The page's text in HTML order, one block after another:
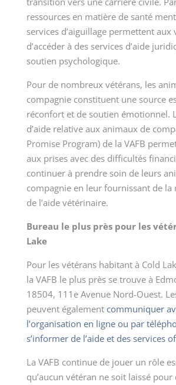
ressources en matière de santé
services d’aiguillage permettent aux
d’accéder à des services d’aide
soutien psychologique.
Pour de nombreux vétérans, les
compagnie constituent une source
réconfort et de soutien émotionnel.
d’aide relative aux animaux de
Promise Program) de la VAFB
aux prises avec des difficultés
continuer à prendre soin de leurs
compagnie en leur fournissant de
de l’aide vétérinaire.
Bureau le plus près pour les
Lake
Pour les vétérans habitant à Cold
la VAFB le plus près se trouve à
18504, 111 eAvenue Nord-Ouest.
peuvent également communiquer
l’organisation en ligne ou par
s’informer de l’aide et des services
La VAFB continue de jouer un rôle
qu’aucun vétéran ne soit laissé